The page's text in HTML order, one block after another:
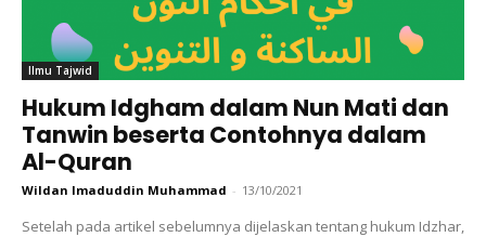
Ilmu Tajwid
Hukum Idgham dalam Nun Mati dan
Tanwin beserta Contohnya dalam
Al-Quran
Wildan Imaduddin Muhammad - 13/10/2021
Setelah pada artikel sebelumnya dijelaskan tentang hukum Idzhar,